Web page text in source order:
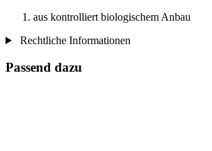
aus kontrolliert biologischem Anbau
Rechtliche Informationen
Passend dazu